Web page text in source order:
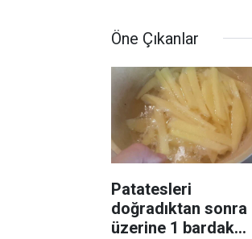
Öne Çıkanlar
Patatesleri
doğradıktan sonra
üzerine 1 bardak